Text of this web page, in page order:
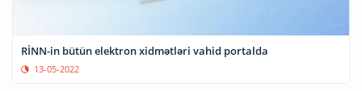
RİNN-in bütün elektron xidmətləri vahid portalda
13-05-2022